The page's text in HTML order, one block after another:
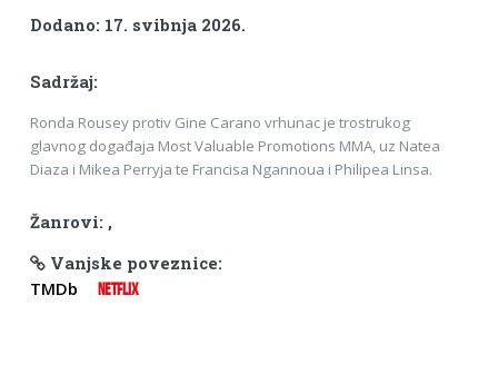
Dodano: 17. svibnja 2026.
Sadržaj:
Ronda Rousey protiv Gine Carano vrhunac je trostrukog
glavnog događaja Most Valuable Promotions MMA, uz Natea
Diaza i Mikea Perryja te Francisa Ngannoua i Philipea Linsa.
Žanrovi: ,
Vanjske poveznice:
TMDb NETFLIX